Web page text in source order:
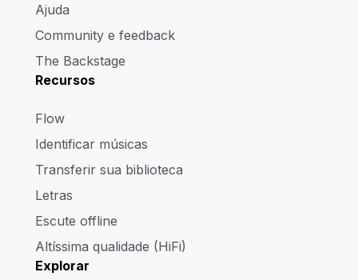
Ajuda
Community e feedback
The Backstage
Recursos
Flow
Identificar músicas
Transferir sua biblioteca
Letras
Escute offline
Altíssima qualidade (HiFi)
Explorar